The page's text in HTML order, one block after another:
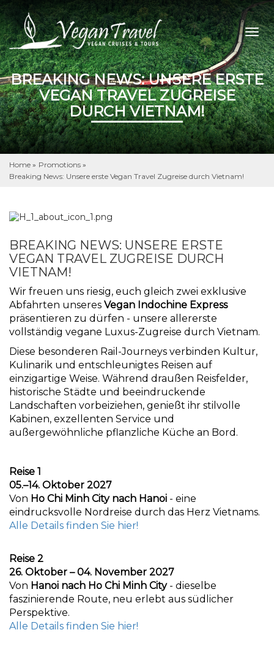
BREAKING NEWS: UNSERE ERSTE
VEGAN TRAVEL ZUGREISE
DURCH VIETNAM!
Home » Promotions »
Breaking News: Unsere erste Vegan Travel Zugreise durch Vietnam!
BREAKING NEWS: UNSERE ERSTE
VEGAN TRAVEL ZUGREISE DURCH
VIETNAM!
Wir freuen uns riesig, euch gleich zwei exklusive
Abfahrten unseres Vegan Indochine Express
präsentieren zu dürfen - unsere allererste
vollständig vegane Luxus-Zugreise durch Vietnam.
Diese besonderen Rail-Journeys verbinden Kultur,
Kulinarik und entschleunigtes Reisen auf
einzigartige Weise. Während draußen Reisfelder,
historische Städte und beeindruckende
Landschaften vorbeiziehen, genießt ihr stilvolle
Kabinen, exzellenten Service und
außergewöhnliche pflanzliche Küche an Bord.
Reise 1
05.–14. Oktober 2027
Von Ho Chi Minh City nach Hanoi - eine
eindrucksvolle Nordreise durch das Herz Vietnams.
Alle Details finden Sie hier!
Reise 2
26. Oktober – 04. November 2027
Von Hanoi nach Ho Chi Minh City- dieselbe
faszinierende Route, neu erlebt aus südlicher
Perspektive.
Alle Details finden Sie hier!